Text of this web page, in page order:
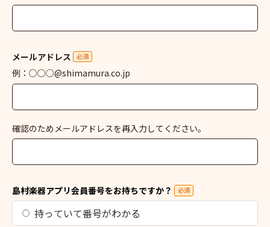
メールアドレス 必須
例：○○○@shimamura.co.jp
確認のためメールアドレスを再入力してください。
島村楽器アプリ会員番号をお持ちですか？ 必須
持っていて番号がわかる